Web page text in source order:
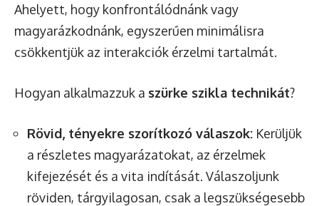
Ahelyett, hogy konfrontálódnánk vagy
magyarázkodnánk, egyszerűen minimálisra
csökkentjük az interakciók érzelmi tartalmát.
Hogyan alkalmazzuk a szürke szikla technikát?
Rövid, tényekre szorítkozó válaszok: Kerüljük
a részletes magyarázatokat, az érzelmek
kifejezését és a vita indítását. Válaszoljunk
röviden, tárgyilagosan, csak a legszükségesebb